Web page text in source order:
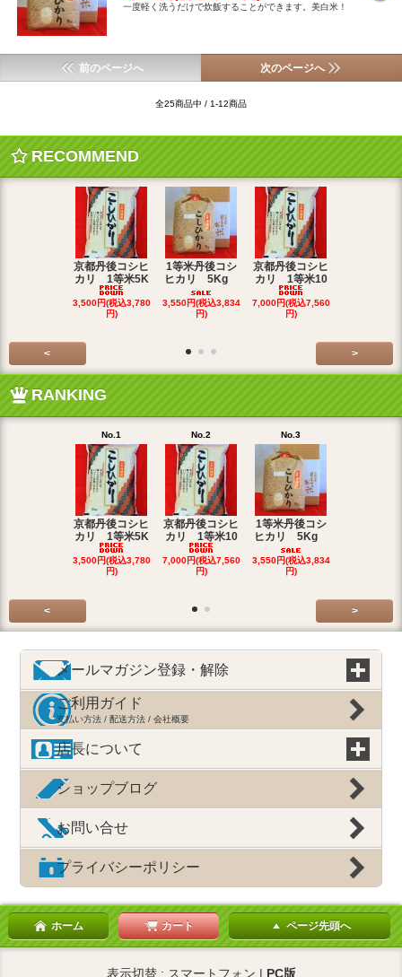
一度軽く洗うだけで炊飯することができます。美白米！
前のページへ 次のページへ
全25商品中 / 1-12商品
RECOMMEND
京都丹後コシヒ
カリ 1等米5K
3,500円(税込3,780
円)
1等米丹後コシ
ヒカリ 5Kg
3,550円(税込3,834
円)
京都丹後コシヒ
カリ 1等米10
7,000円(税込7,560
円)
< >
RANKING
No.1
京都丹後コシヒ
カリ 1等米5K
3,500円(税込3,780
円)
No.2
京都丹後コシヒ
カリ 1等米10
7,000円(税込7,560
円)
No.3
1等米丹後コシ
ヒカリ 5Kg
3,550円(税込3,834
円)
< >
メールマガジン登録・解除
ご利用ガイド
支払い方法 / 配送方法 / 会社概要
店長について
ショップブログ
お問い合せ
プライバシーポリシー
ホーム カート ページ先頭へ
表示切替 : スマートフォン | PC版